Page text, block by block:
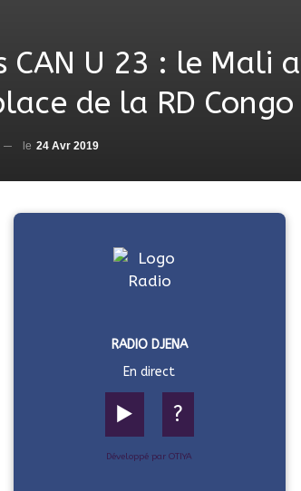
CAN U 23 : le Mali
de la RD Congo
le 24 Avr 2019
RADIO DJENA
En direct
▶️ ?
Développé par OTIYA